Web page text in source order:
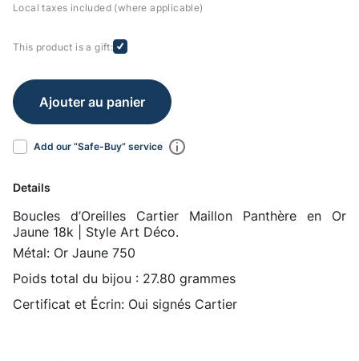
Local taxes included (where applicable)
This product is a gift:
Ajouter au panier
Add our “Safe-Buy” service
Details
Boucles d’Oreilles Cartier Maillon Panthère en Or
Jaune 18k | Style Art Déco.
Métal: Or Jaune 750
Poids total du bijou : 27.80 grammes
Certificat et Écrin: Oui signés Cartier